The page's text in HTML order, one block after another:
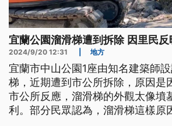
宜蘭公園溜滑梯遭到拆除 因里民
2024/9/20 12:31 地方
宜蘭市中山公園1座由知名建築師
梯，近期遭到市公所拆除，原因是
市公所反應，溜滑梯的外觀太像墳
利。部分民眾認為，溜滑梯這樣原